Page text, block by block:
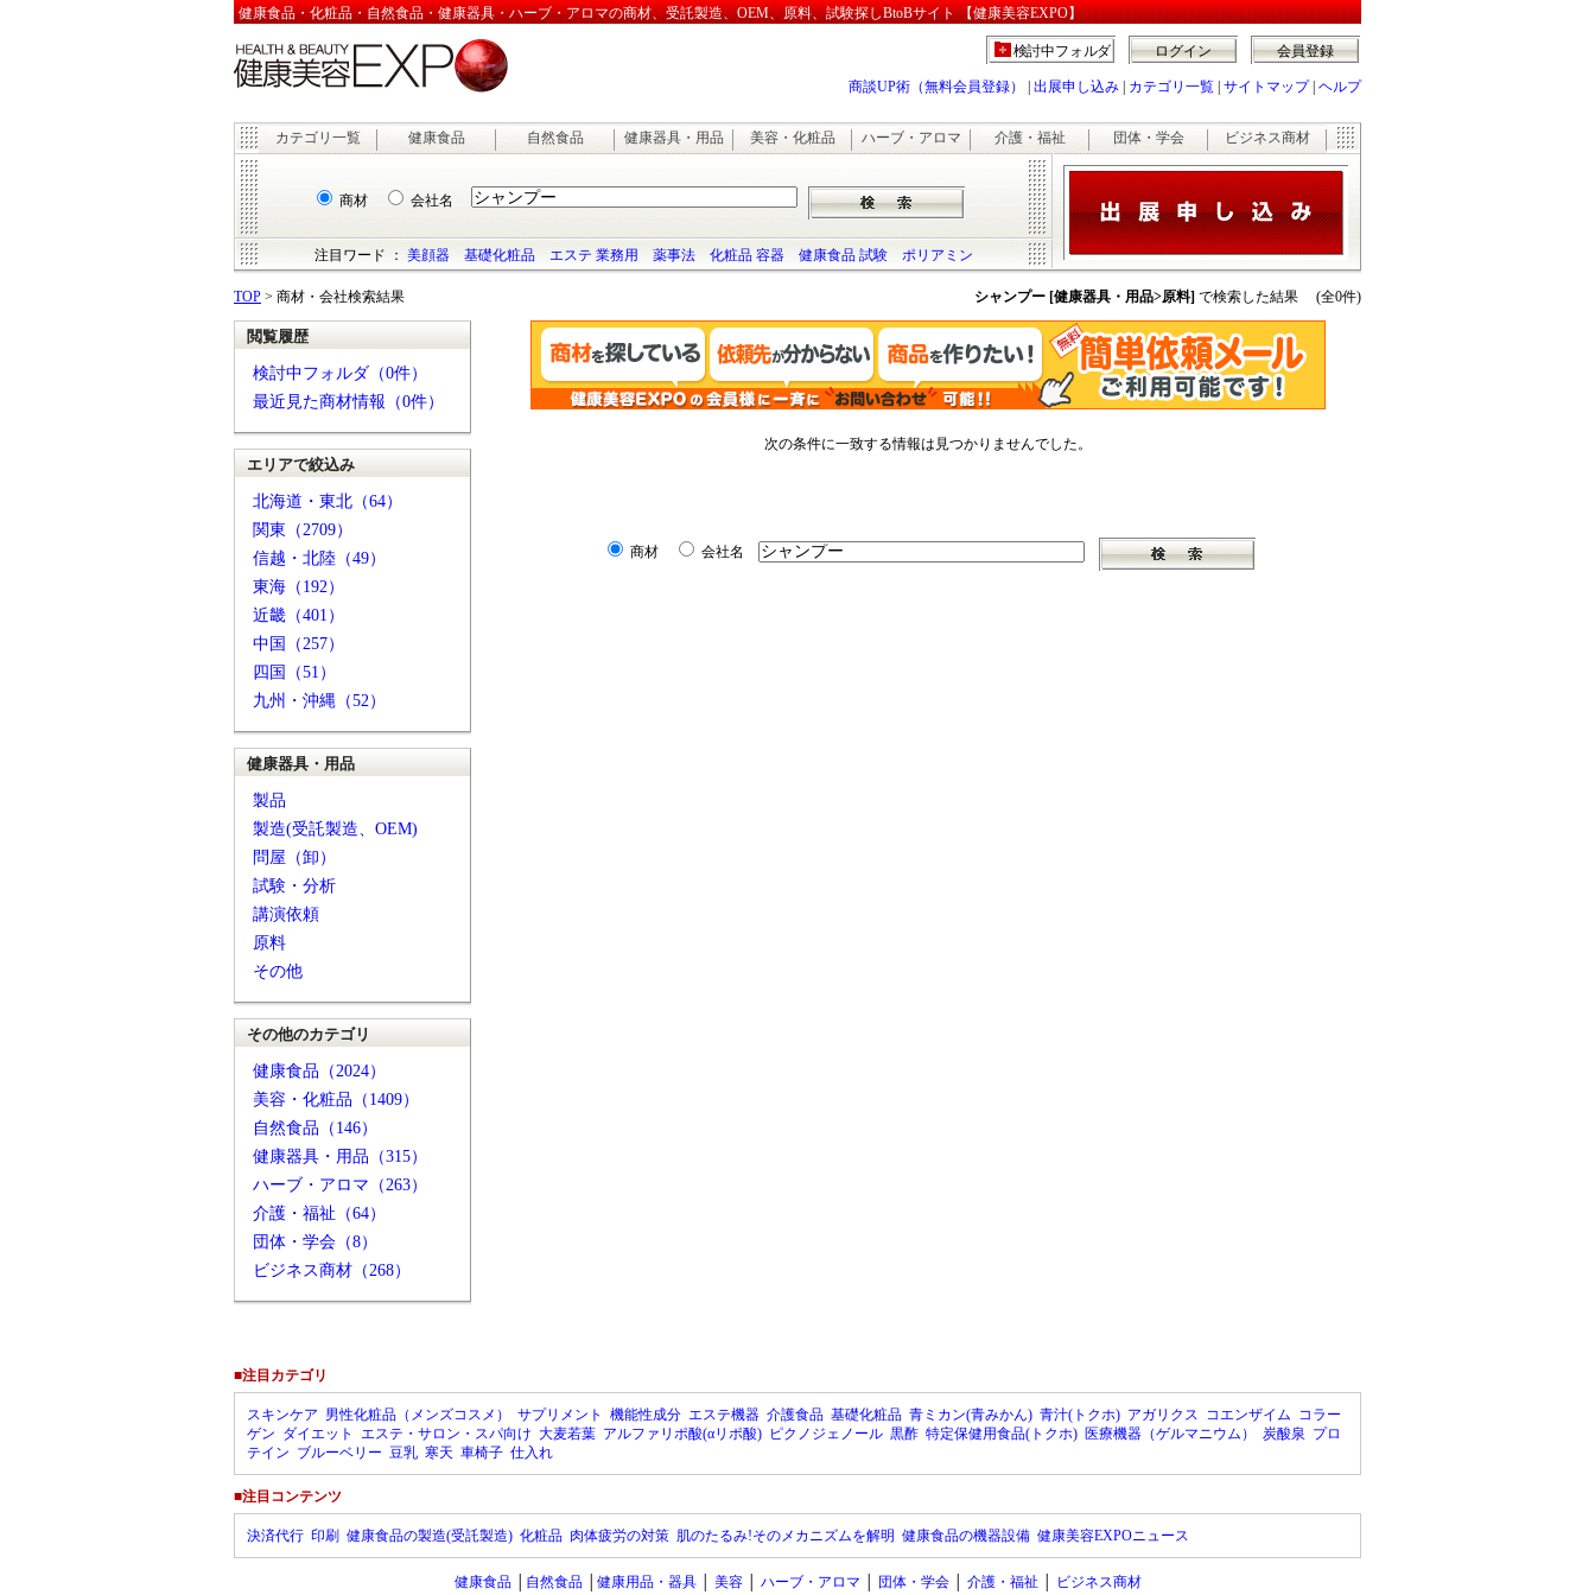
健康食品・化粧品・自然食品・健康器具・ハーブ・アロマの商材、受託製造、OEM、原料、試験探しBtoBサイト 【健康美容EXPO】
会員登録
ログイン
検討中フォルダ
商談UP術（無料会員登録） 出展申し込み カテゴリ一覧 サイトマップ| ヘルプ
カテゴリ一覧 健康食品 自然食品 健康器具・用品 美容・化粧品 ハーブ・アロマ 介護・福祉 団体・学会 ビジネス商材
商材 会社名
注目ワード ：美顔器 基礎化粧品 エステ 業務用 薬事法 化粧品 容器 健康食品 試験 ポリアミン
TOP > 商材・会社検索結果 シャンプー [健康器具・用品>原料] で検索した結果 (全0件)
閲覧履歴
検討中フォルダ（0件）
最近見た商材情報（0件）
エリアで絞込み
北海道・東北（64）
関東（2709）
信越・北陸（49）
東海（192）
近畿（401）
中国（257）
四国（51）
九州・沖縄（52）
健康器具・用品
製品
製造(受託製造、OEM)
問屋（卸）
試験・分析
講演依頼
原料
その他
その他のカテゴリ
健康食品（2024）
美容・化粧品（1409）
自然食品（146）
健康器具・用品（315）
ハーブ・アロマ（263）
介護・福祉（64）
団体・学会（8）
ビジネス商材（268）
次の条件に一致する情報は見つかりませんでした。
商材 会社名
■注目カテゴリ
スキンケア 男性化粧品（メンズコスメ） サプリメント 機能性成分 エステ機器 介護食品 基礎化粧品 青ミカン(青みかん) 青汁(トクホ) アガリクス コエンザイム コラー
ゲン ダイエット エステ・サロン・スパ向け 大麦若葉 アルファリポ酸(αリポ酸) ピクノジェノール 黒酢 特定保健用食品(トクホ) 医療機器（ゲルマニウム） 炭酸泉 プロ
テイン ブルーベリー 豆乳 寒天 車椅子 仕入れ
■注目コンテンツ
決済代行 印刷 健康食品の製造(受託製造) 化粧品 肉体疲労の対策 肌のたるみ!そのメカニズムを解明 健康食品の機器設備 健康美容EXPOニュース
健康食品│ 自然食品│ 健康用品・器具│ 美容│ ハーブ・アロマ 団体・学会│ 介護・福祉 ビジネス商材